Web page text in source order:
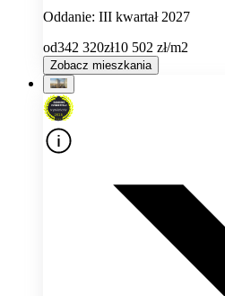
Oddanie: III kwartał 2027
od342 320zł10 502 zł/m2
Zobacz mieszkania